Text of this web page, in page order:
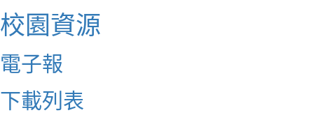
校園資源
電子報
下載列表